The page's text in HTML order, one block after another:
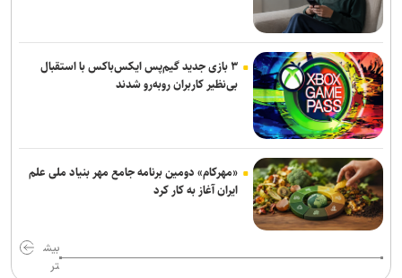
۳ بازی جدید گیم‌پس ایکس‌باکس با استقبال
بی‌نظیر کاربران روبه‌رو شدند
«مهرکام» دومین برنامه جامع مهر بنیاد ملی علم
ایران آغاز به کار کرد
بیش
تر